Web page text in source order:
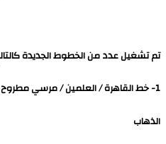
تم تشغيل عدد من الخطوط الجديدة
1- خط القاهرة / العلمين / مرسي مطروح والعكس). “”
الذهاب